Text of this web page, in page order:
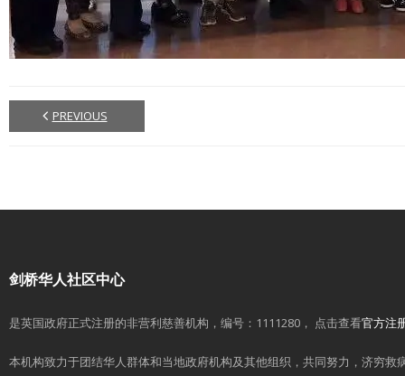
PREVIOUS
剑桥华人社区中心
是英国政府正式注册的非营利慈善机构，编号：1111280， 点击查看官方注
本机构致力于团结华人群体和当地政府机构及其他组织，共同努力，济穷